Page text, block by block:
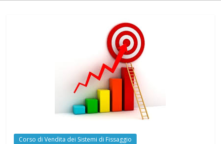
Corso di Vendita dei Sistemi di Fissaggio